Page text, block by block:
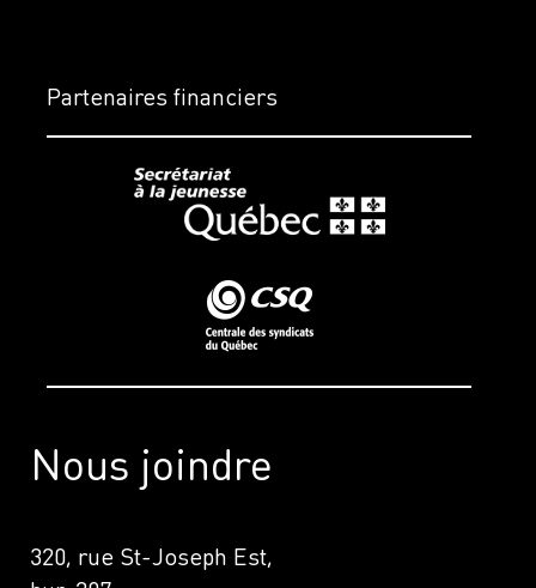
Nous joindre
320, rue St-Joseph Est,
Partenaires financiers